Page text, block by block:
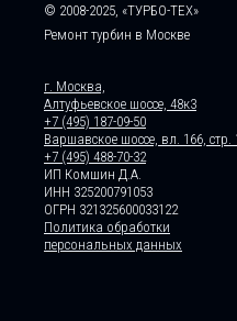
© 2008-2025, «ТУРБО-ТЕХ»
Ремонт турбин в Москве
г. Москва,
Алтуфьевское шоссе, 48к3
+7 (495) 187-09-50
Варшавское шоссе, вл. 166, стр.
+7 (495) 488-70-32
ИП Комшин Д.А.
ИНН 325200791053
ОГРН 321325600033122
Политика обработки
персональных данных